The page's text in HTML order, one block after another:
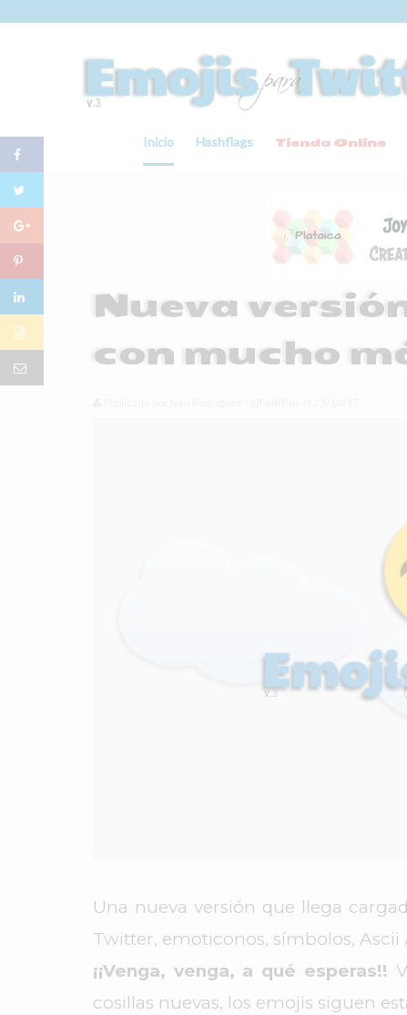
Inicio Hashflags Tienda Online
Nueva
con mucho
Una nueva versión que llega
Twitter, emoticonos, símbolos,
¡¡Venga, venga, a qué esperas!!
cosillas nuevas, los emojis siguen